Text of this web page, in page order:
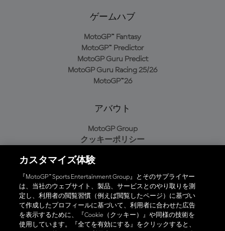
ゲームハブ
MotoGP™ Fantasy
MotoGP™ Predictor
MotoGP Guru Predict
MotoGP Guru Racing 25/26
MotoGP™26
アバウト
MotoGP Group
クッキーポリシー
プライバシーポリシー
購入ポリシー
オフィシャルアプリ
カスタマイズ体験
『MotoGP™ Sports Entertainment Group』とそのサプライヤー
は、当社のウェブサイト、製品、サービスとのやり取りを測
定し、利用者の閲覧習慣（例えば閲覧したページ）に基づい
て作成したプロフィールに基づいて、利用者に合わせた広告
を表示するために、『Cookie（クッキー）』や同様の技術を
使用しています。『全てを有効にする』をクリックすると、